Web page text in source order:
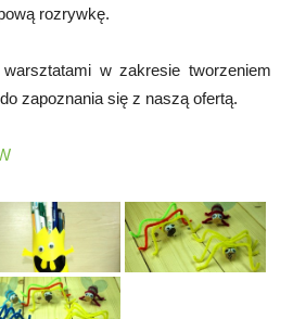
rozrywkę.
w zakresie tworzeniem
zapoznania się z naszą ofertą.